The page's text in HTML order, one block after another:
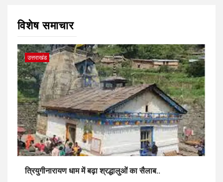
विशेष समाचार
उत्तराखंड
त्रियुगीनारायण धाम में बढ़ा श्रद्धालुओं का सैलाब..